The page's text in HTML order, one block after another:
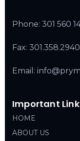
Phone: 301 560
Fax: 301.358.2940
Email:
Important
HOME
ABOUT US